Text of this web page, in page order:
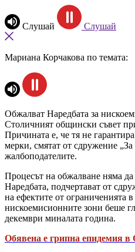
Слушай Слушай
Мариана Корчакова по темата:
Обжалват Наредбата за
Столичният общински съвет
Причината е, че тя не
мерки, смятат от сдружение „За
жалбоподателите.
Процесът на обжалване няма
Наредбата, подчертават от
на ефектите от ограниченията
нискоемисионните зони беше
декември миналата година.
Обявена е грипна епидемия в